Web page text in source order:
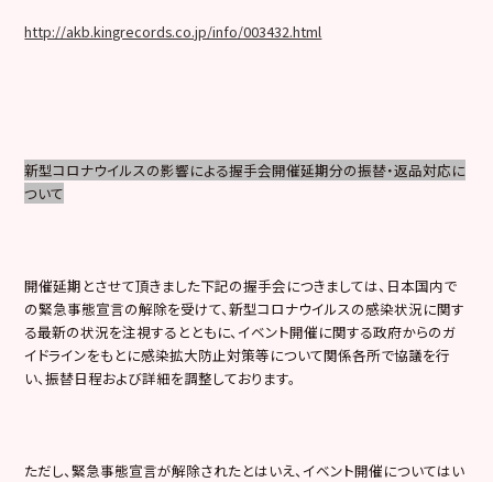
http://akb.kingrecords.co.jp/info/003432.html
新型コロナウイルスの影響による握手会開催延期分の振替・返品対応に
ついて
開催延期とさせて頂きました下記の握手会につきましては、日本国内で
の緊急事態宣言の解除を受けて、新型コロナウイルスの感染状況に関す
る最新の状況を注視するとともに、イベント開催に関する政府からのガ
イドラインをもとに感染拡大防止対策等について関係各所で協議を行
い、振替日程および詳細を調整しております。
ただし、緊急事態宣言が解除されたとはいえ、イベント開催についてはい